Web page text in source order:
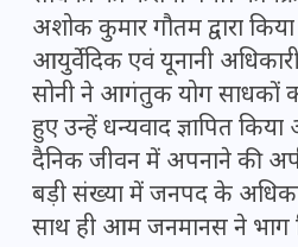
अशोक कुमार गौतम द्वारा किया
आयुर्वेदिक एवं यूनानी
सोनी ने आगंतुक योग साधकों
हुए उन्हें धन्यवाद ज्ञापित
दैनिक जीवन में अपनाने की
बड़ी संख्या में जनपद के
साथ ही आम जनमानस ने भाग